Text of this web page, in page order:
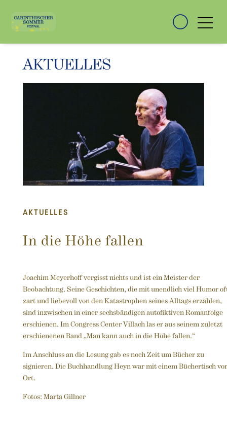
AKTUELLES
AKTUELLES
In die Höhe fallen
Joachim Meyerhoff vergisst nichts und ist ein Meister der
Beobachtung. Seine Geschichten, die mit unendlich viel Humor
zart und liebevoll von den Katastrophen seines Alltags erzählen,
sind inzwischen in einer sechsbändigen autofiktiven Romanfolge
erschienen. Im Congress Center Villach las er aus seinem zuletzt
erschienenen Band „Man kann auch in die Höhe fallen.“
Im Anschluss an die Lesung gab es noch Zeit um Bücher zu
signieren. Die Buchhandlung Heyn war mit einem Büchertisch vor
Ort.
Fotos: Marta Gillner